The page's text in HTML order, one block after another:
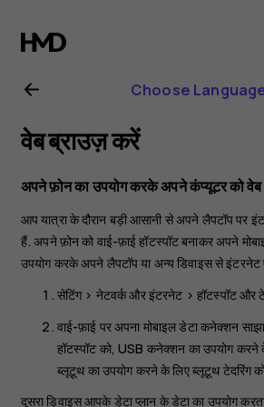
Nokia
3.2
user
guide
Choose
वेब ब्राउज़ करें
अपने फ़ोन का उपयोग करके अपने कंप्यूटर को
आप यात्रा के दौरान बड़ी आसानी से अपने लैपटॉप पर
हैं. अपने फ़ोन को वाई-फ़ाई हॉटस्पॉट बनाकर अपने
उपयोग करके अपने लैपटॉप या अन्य डिवाइस से
सेटिंग> नेटवर्क और इंटरनेट >हॉटस्पॉट और
वाई-फ़ाई पर अपना मोबाइल डेटा कनेक्शन
हॉटस्पॉट को, USB कनेक्शन का उपयोग करने
ब्लूटूथ का उपयोग करने के लिएब्लूटूथ टेदरिंग
दूसरा डिवाइस आपके डेटा प्लान के डेटा का उपयोग